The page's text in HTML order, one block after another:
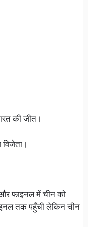
की जीत।
और फाइनल में चीन को
तक पहुँची लेकिन चीन